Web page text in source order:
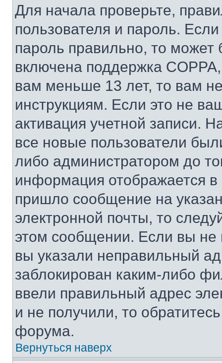
Для начала проверьте,
пользователя и пароль.
пароль правильно, то может
включена поддержка
вам меньше 13 лет, то вам
инструкциям. Если это не
активация учетной записи.
все новые пользователи
либо администратором до
информация отображается
пришло сообщение на
электронной почты, то
этом сообщении. Если вы
вы указали неправильный
заблокирован каким-либо
ввели правильный адрес
и не получили, то
форума.
Вернуться наверх